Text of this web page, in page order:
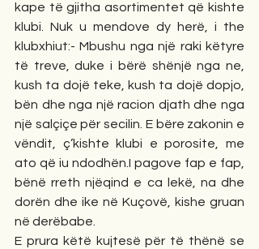
kape të gjitha asortimentet që kishte
klubi. Nuk u mendove dy herë, i the
klubxhiut:- Mbushu nga një raki këtyre
të treve, duke i bërë shënjë nga ne,
kush ta dojë teke, kush ta dojë dopjo,
bën dhe nga një racion djath dhe nga
një salçiçe për secilin. E bëre zakonin e
vëndit, ç’kishte klubi e porosite, me
ato që iu ndodhën.I pagove fap e fap,
bënë rreth njëqind e ca lekë, na dhe
dorën dhe ike në Kuçovë, kishe gruan
në derëbabe.
E prura këtë kujtesë për të thënë se